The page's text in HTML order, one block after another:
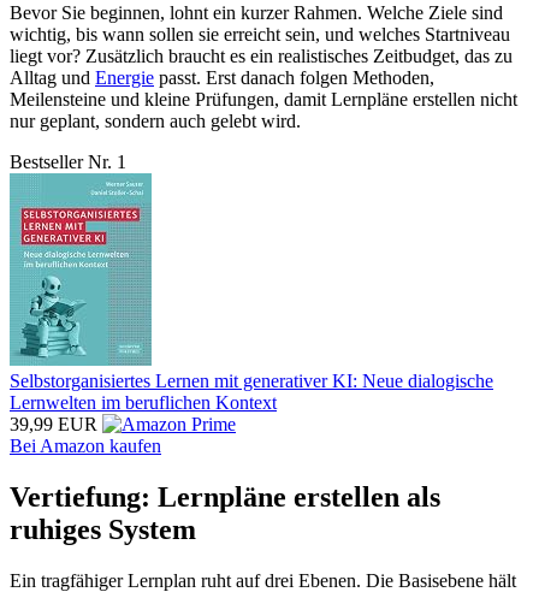
Bevor Sie beginnen, lohnt ein kurzer Rahmen. Welche Ziele sind
wichtig, bis wann sollen sie erreicht sein, und welches Startniveau
liegt vor? Zusätzlich braucht es ein realistisches Zeitbudget, das zu
Alltag und Energie passt. Erst danach folgen Methoden,
Meilensteine und kleine Prüfungen, damit Lernpläne erstellen nicht
nur geplant, sondern auch gelebt wird.
Bestseller Nr. 1
Selbstorganisiertes Lernen mit generativer KI: Neue dialogische
Lernwelten im beruflichen Kontext
39,99 EUR
Bei Amazon kaufen
Vertiefung: Lernpläne erstellen als
ruhiges System
Ein tragfähiger Lernplan ruht auf drei Ebenen. Die Basisebene hält